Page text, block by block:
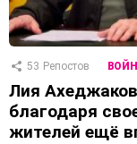
53 Репостов
Лия
благодаря
жителей ещё